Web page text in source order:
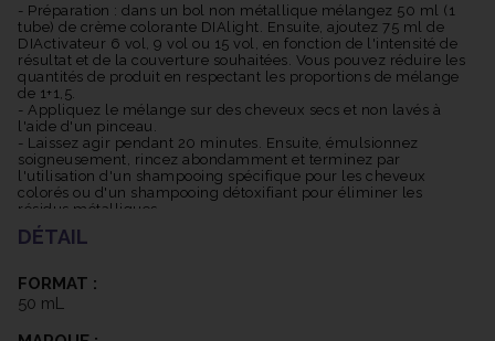
économie d'eau pouvant atteindre 33% grâce à un rinçage plus
facile. De plus, une quantité réduite de produit, pouvant aller
jusqu'à 15% de moins par application, est nécessaire.
- Préparation : dans un bol non métallique mélangez 50 ml (1
tube) de crème colorante DIAlight. Ensuite, ajoutez 75 ml de
DIActivateur 6 vol, 9 vol ou 15 vol, en fonction de l'intensité de
résultat et de la couverture souhaitées. Vous pouvez réduire les
quantités de produit en respectant les proportions de mélange
de 1+1,5.
- Appliquez le mélange sur des cheveux secs et non lavés à
l'aide d'un pinceau.
- Laissez agir pendant 20 minutes. Ensuite, émulsionnez
soigneusement, rincez abondamment et terminez par
l'utilisation d'un shampooing spécifique pour les cheveux
colorés ou d'un shampooing détoxifiant pour éliminer les
résidus métalliques.
- Applications techniques :
naturelle : appliquez sur des cheveux essorés le jour où vous
effectuez des mèches. Laissez agir pendant 5 à 10 minutes en
fonction de la sensibilité des cheveux et de l'effet souhaité.
DÉTAIL
FORMAT :
50 mL